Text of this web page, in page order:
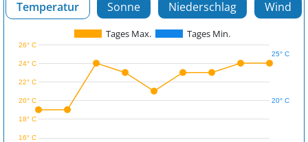
Temperatur Sonne Niederschlag Wind
Tages Max. Tages Min.
16° C
18° C
20° C
22° C
24° C
26° C
20° C
25° C